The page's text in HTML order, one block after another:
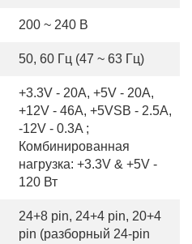
200 ~ 240 В
50, 60 Гц (47 ~ 63 Гц)
+3.3V - 20A, +5V - 20A,
+12V - 46A, +5VSB - 2.5A,
-12V - 0.3A ;
Комбинированная
нагрузка: +3.3V & +5V -
120 Вт
24+8 pin, 24+4 pin, 20+4
pin (разборный 24-pin